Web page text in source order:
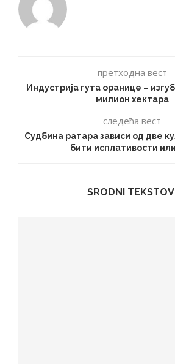
претходна вест
Индустрија гута оранице –
милион хектара
следећа вест
Судбина ратара зависи од две
бити исплативости
SRODNI